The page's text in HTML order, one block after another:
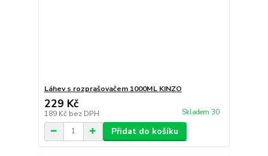
Láhev s rozprašovačem 1000ML KINZO
229 Kč
189 Kč bez DPH Skladem 30
Přidat do košíku